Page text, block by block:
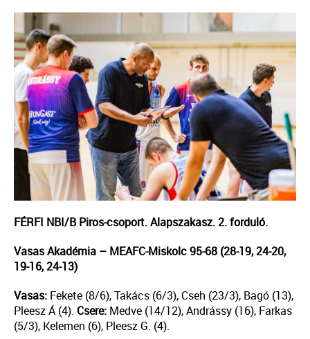
FÉRFI NBI/B Piros-csoport. Alapszakasz. 2. forduló.
Vasas Akadémia – MEAFC-Miskolc 95-68 (28-19, 24-20,
19-16, 24-13)
Vasas: Fekete (8/6), Takács (6/3), Cseh (23/3), Bagó (13),
Pleesz Á (4). Csere: Medve (14/12), Andrássy (16), Farkas
(5/3), Kelemen (6), Pleesz G. (4).